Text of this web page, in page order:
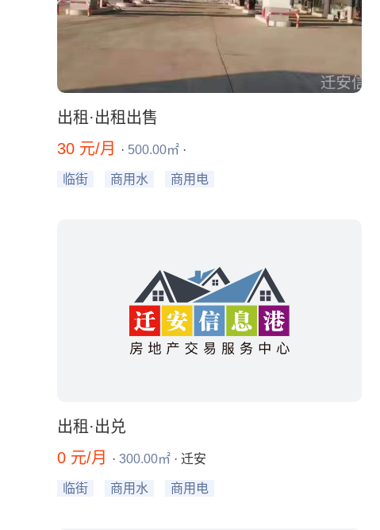
出租·出租出售
30 元/月
· 500.00㎡ ·
临街 商用水 商用电
出租·出兑
0 元/月
· 300.00㎡ · 迁安
临街 商用水 商用电